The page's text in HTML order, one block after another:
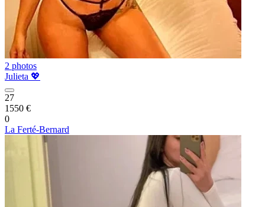
2 photos
Julieta 💖
27
1550 €
0
La Ferté-Bernard